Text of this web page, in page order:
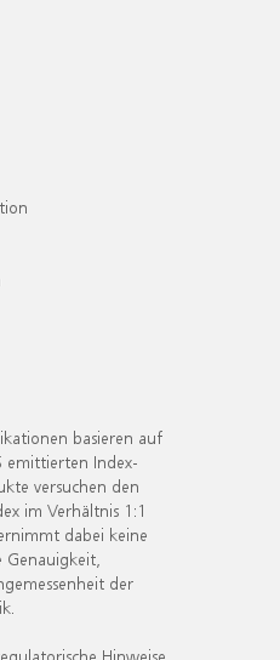
basieren auf
emittierten Index-
versuchen den
im Verhältnis 1:1
dabei keine
Genauigkeit,
der